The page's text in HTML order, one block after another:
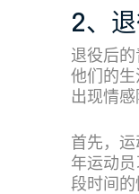
2、
退役后
他们的
出现情感
首先，
年运动
段时间的